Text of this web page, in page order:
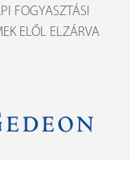
FOGYASZTÁSI
ELŐL ELZÁRVA